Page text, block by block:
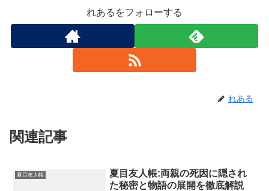
れあるをフォローする
れある
関連記事
夏目友人帳
夏目友人帳:両親の死因に隠され
た秘密と物語の展開を徹底解説